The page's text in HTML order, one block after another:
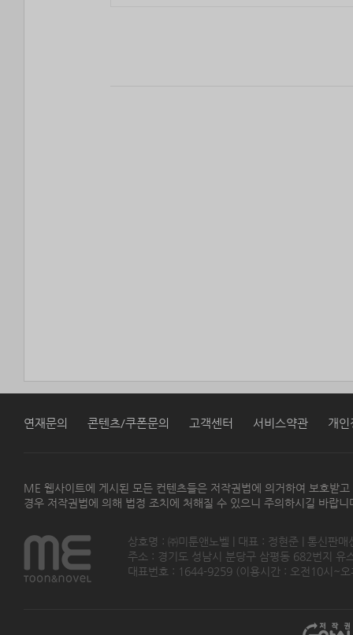
연재문의 콘텐츠/쿠폰문의 고객센터 서비스약관 개인
ME 웹사이트에 게시된 모든 컨텐츠들은 저작권법에 의거하여 보호받
경우 저작권법에 의해 법정 조치에 처해질 수 있으니 주의하시길 바랍니
상호명 : ㈜미툰앤노벨 | 대표 : 정현준 | 통신판
주소 : 경기도 성남시 분당구 삼평동 682번지
대표번호 : 1644-9259 (이용시간 : 오전10시~